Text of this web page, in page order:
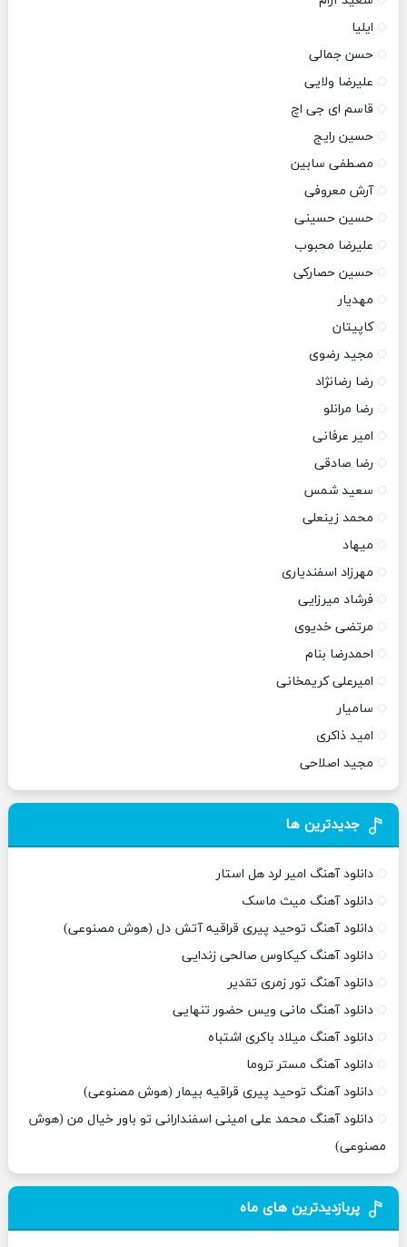
ایلیا
حسن جمالی
علیرضا ولایی
قاسم ای جی اچ
حسین رایج
مصطفی سابین
آرش معروفی
حسین حسینی
علیرضا محبوب
حسین حصارکی
مهدیار
کاپیتان
مجید رضوی
رضا رضانژاد
رضا مرانلو
امیر عرفانی
رضا صادقی
سعید شمس
محمد زینعلی
میهاد
مهرزاد اسفندیاری
فرشاد میرزایی
مرتضی خدیوی
احمدرضا بنام
امیرعلی کریمخانی
سامیار
امید ذاکری
مجید اصلاحی
جدیدترین ها
دانلود آهنگ امیر لرد هل استار
دانلود آهنگ میث ماسک
دانلود آهنگ توحید پیری قراقیه آتش دل (هوش مصنوعی)
دانلود آهنگ کیکاوس صالحی زندایی
دانلود آهنگ تور زمری تقدیر
دانلود آهنگ مانی ویس حضور تنهایی
دانلود آهنگ میلاد باکری اشتباه
دانلود آهنگ مستر تروما
دانلود آهنگ توحید پیری قراقیه بیمار (هوش مصنوعی)
دانلود آهنگ محمد علی امینی اسفندارانی تو باور خیال من (هوش
مصنوعی)
پربازدیدترین های ماه